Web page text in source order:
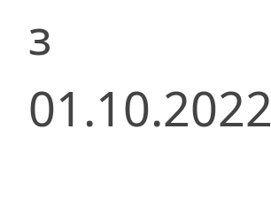
з
01.10.2022